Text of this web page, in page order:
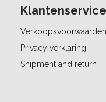
Klantenservice
Verkoopsvoorwaarden
Privacy verklaring
Shipment and return